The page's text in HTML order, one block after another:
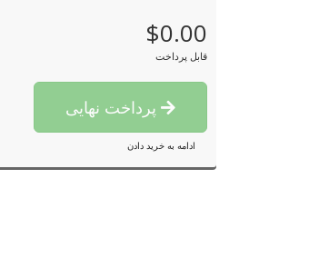
$0.00
قابل پرداخت
ادامه به خرید دادن